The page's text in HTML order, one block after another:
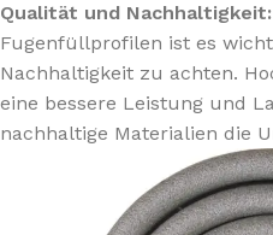
Qualität und Nachhaltigkeit:
Fugenfüllprofilen ist es
Nachhaltigkeit zu achten.
eine bessere Leistung und
nachhaltige Materialien die